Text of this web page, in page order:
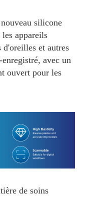
silicone
appareils
d'oreilles et autres
avec un
ouvert pour les
de soins